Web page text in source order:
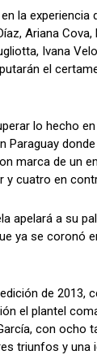
la experiencia
Ariana
Ivana
el
lo hecho
Paraguay
marca de un
y cuatro en
apelará a su
ya se coronó
de 2013,
el plantel
con ocho
triunfos y una